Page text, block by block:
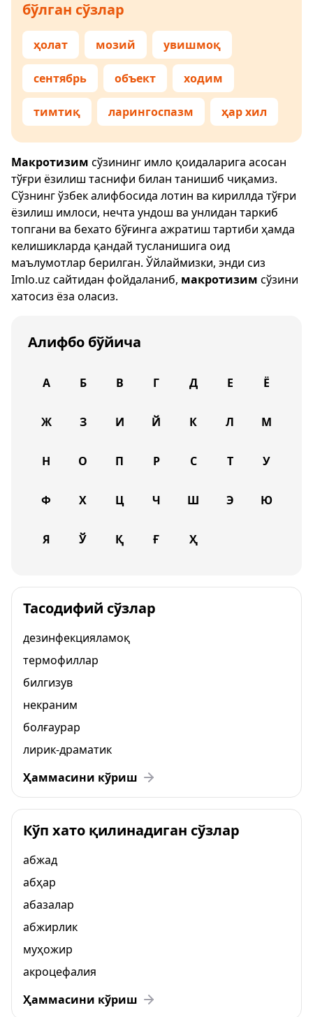
бўлган сўзлар
ҳолат мозий увишмоқ
сентябрь объект ходим
тимтиқ ларингоспазм ҳар хил
Макротизим сўзининг имло қоидаларига асосан
тўғри ёзилиш таснифи билан танишиб чиқамиз.
Сўзнинг ўзбек алифбосида лотин ва кириллда тўғри
ёзилиш имлоси, нечта ундош ва унлидан таркиб
топгани ва бехато бўғинга ажратиш тартиби ҳамда
келишикларда қандай тусланишига оид
маълумотлар берилган. Ўйлаймизки, энди сиз
Imlo.uz сайтидан фойдаланиб, макротизим сўзини
хатосиз ёза оласиз.
Алифбо бўйича
А Б В Г Д Е Ё
Ж З И Й К Л М
Н О П Р С Т У
Ф Х Ц Ч Ш Э Ю
Я Ў Қ Ғ Ҳ
Тасодифий сўзлар
дезинфекцияламоқ
термофиллар
билгизув
некраним
болғаурар
лирик-драматик
Ҳаммасини кўриш
Кўп хато қилинадиган сўзлар
абжад
абҳар
абазалар
абжирлик
муҳожир
акроцефалия
Ҳаммасини кўриш